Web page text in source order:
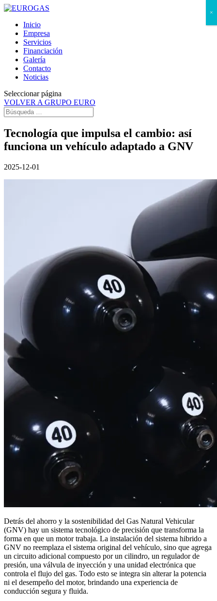
Inicio
Empresa
Servicios
Financiación
Galería
Contacto
Noticias
Seleccionar página
VOLVER A GRUPO EURO
Tecnología que impulsa el cambio: así
funciona un vehículo adaptado a GNV
2025-12-01
Detrás del ahorro y la sostenibilidad del Gas Natural Vehicular
(GNV) hay un sistema tecnológico de precisión que transforma la
forma en que un motor trabaja. La instalación del sistema hibrido a
GNV no reemplaza el sistema original del vehículo, sino que agrega
un circuito adicional compuesto por un cilindro, un regulador de
presión, una válvula de inyección y una unidad electrónica que
controla el flujo del gas. Todo esto se integra sin alterar la potencia
ni el desempeño del motor, brindando una experiencia de
conducción segura y fluida.
×